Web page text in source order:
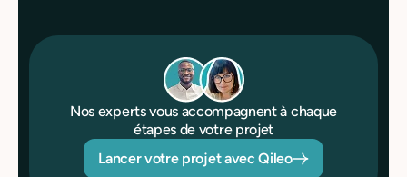
Nos experts vous accompagnent à chaque
étapes de votre projet
Lancer votre projet avec Qileo